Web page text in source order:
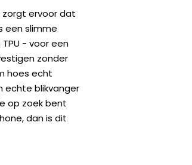
zorgt ervoor dat
een slimme
- voor een
zonder
hoes echt
echte blikvanger
op zoek bent
dan is dit